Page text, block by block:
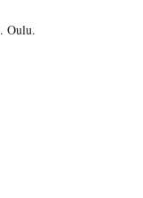
. Oulu.